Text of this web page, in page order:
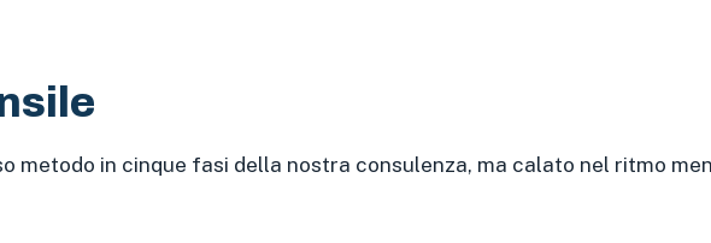
metodo in cinque fasi della nostra consulenza, ma calato nel ritmo